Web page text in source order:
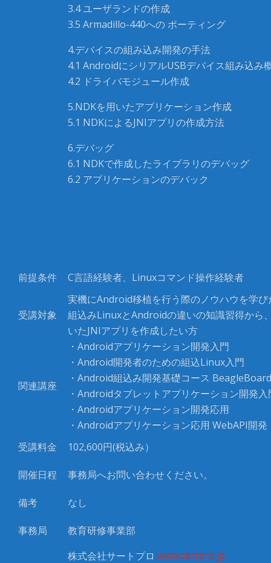
3.4 ユーザランドの作成
3.5 Armadillo-440への ポーティング
4.デバイスの組み込み開発の手法
4.1 AndroidにシリアルUSBデバイス組み込み
4.2 ドライバモジュール作成
5.NDKを用いたアプリケーション作成
5.1 NDKによるJNIアプリの作成方法
6.デバッグ
6.1 NDKで作成したライブラリのデバッグ
6.2 アプリケーションのデバック
前提条件 C言語経験者、 Linuxコマンド操作経験者
受講対象
実機にAndroid移植を行う際のノウハウを学び
組込みLinuxとAndroidの違いの知識習得から
いたJNIアプリを作成したい方
関連講座
・Androidアプリケーション開発入門
・Android開発者のための組込Linux入門
・Android組込み開発基礎コース
・Androidタブレットアプリケーション開発入
・Androidアプリケーション開発応用
・Androidアプリケーション応用 WebAPI開発
受講料金
102,600円(税込み）
開催日程 事務局へお問い合わせください。
備考 なし
事務局
教育研修事業部
株式会社サートプロ www.certpro.jp